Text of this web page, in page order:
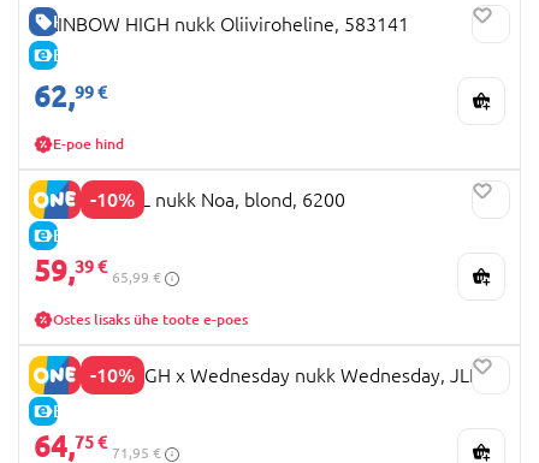
HEA HIND
E-HIND
RAINBOW HIGH nukk Oliiviroheline, 583141
62,99 €
E-poe hind
-10%
E-HIND
NINES D'ONIL nukk Noa, blond, 6200
59,39 €
65,99 €
Ostes lisaks ühe toote e-poes
-10%
E-HIND
MONSTER HIGH x Wednesday nukk Wednesday, JLK99
64,75 €
71,95 €